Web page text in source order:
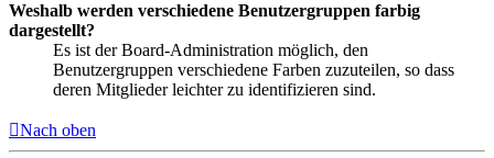
Weshalb werden verschiedene Benutzergruppen farbig
dargestellt?
Es ist der Board-Administration möglich, den
Benutzergruppen verschiedene Farben zuzuteilen, so dass
deren Mitglieder leichter zu identifizieren sind.
Nach oben